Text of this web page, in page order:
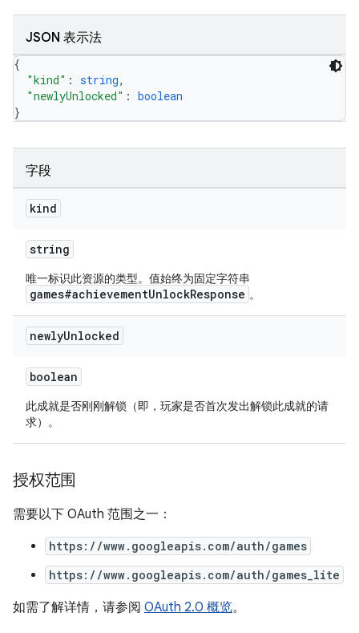
JSON 表示法
{
"kind" : string,
"newlyUnlocked" : boolean
}
字段
kind
string
唯一标识此资源的类型。值始终为固定字符串
games#achievementUnlockResponse 。
newlyUnlocked
boolean
此成就是否刚刚解锁（即，玩家是否首次发出解锁此成就的请
求）。
授权范围
需要以下 OAuth 范围之一：
https://www.googleapis.com/auth/games
https://www.googleapis.com/auth/games_lite
如需了解详情，请参阅 OAuth 2.0 概览。